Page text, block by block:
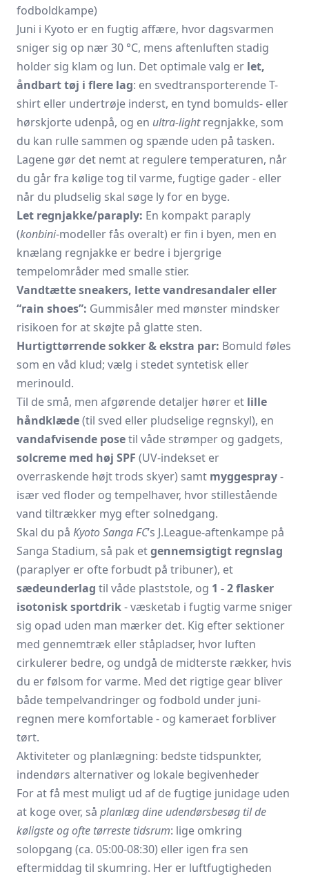
fodboldkampe)
Juni i Kyoto er en fugtig affære, hvor dagsvarmen
sniger sig op nær 30 °C, mens aftenluften stadig
holder sig klam og lun. Det optimale valg er let,
åndbart tøj i flere lag: en svedtransporterende T-
shirt eller undertrøje inderst, en tynd bomulds- eller
hørskjorte udenpå, og en ultra-lightregnjakke, som
du kan rulle sammen og spænde uden på tasken.
Lagene gør det nemt at regulere temperaturen, når
du går fra kølige tog til varme, fugtige gader - eller
når du pludselig skal søge ly for en byge.
Let regnjakke/paraply: En kompakt paraply
(konbini-modeller fås overalt) er fin i byen, men en
knælang regnjakke er bedre i bjergrige
tempelområder med smalle stier.
Vandtætte sneakers, lette vandresandaler eller
“rain shoes”: Gummisåler med mønster mindsker
risikoen for at skøjte på glatte sten.
Hurtigttørrende sokker & ekstra par: Bomuld føles
som en våd klud; vælg i stedet syntetisk eller
merinould.
Til de små, men afgørende detaljer hører et lille
håndklæde(til sved eller pludselige regnskyl), en
vandafvisende posetil våde strømper og gadgets,
solcreme med høj SPF (UV-indekset er
overraskende højt trods skyer) samt myggespray-
især ved floder og tempelhaver, hvor stillestående
vand tiltrækker myg efter solnedgang.
Skal du på Kyoto Sanga FC’s J.League-aftenkampe på
Sanga Stadium, så pak etgennemsigtigt regnslag
(paraplyer er ofte forbudt på tribuner), et
sædeunderlag til våde plaststole, og 1 - 2 flasker
isotonisk sportdrik- væsketab i fugtig varme sniger
sig opad uden man mærker det. Kig efter sektioner
med gennemtræk eller ståpladser, hvor luften
cirkulerer bedre, og undgå de midterste rækker, hvis
du er følsom for varme. Med det rigtige gear bliver
både tempelvandringer og fodbold under juni-
regnen mere komfortable - og kameraet forbliver
tørt.
Aktiviteter og planlægning: bedste tidspunkter,
indendørs alternativer og lokale begivenheder
For at få mest muligt ud af de fugtige junidage uden
at koge over, så planlæg dine udendørsbesøg til de
køligste og ofte tørreste tidsrum: lige omkring
solopgang (ca. 05:00-08:30) eller igen fra sen
eftermiddag til skumring. Her er luftfugtigheden